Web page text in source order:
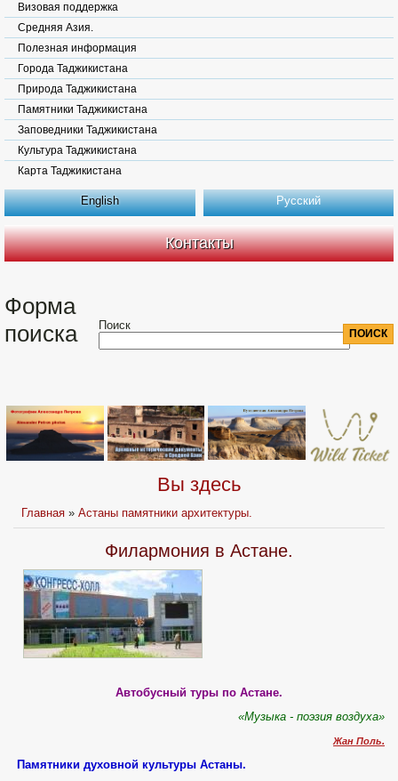
Визовая поддержка
Средняя Азия.
Полезная информация
Города Таджикистана
Природа Таджикистана
Памятники Таджикистана
Заповедники Таджикистана
Культура Таджикистана
Карта Таджикистана
English Русский
Контакты
Форма
поиска
Поиск
Вы здесь
Главная »Астаны памятники архитектуры.
Филармония в Астане.
Автобусный туры по Астане.
«Музыка - поэзия воздуха»
Жан Поль.
Памятники духовной культуры Астаны.